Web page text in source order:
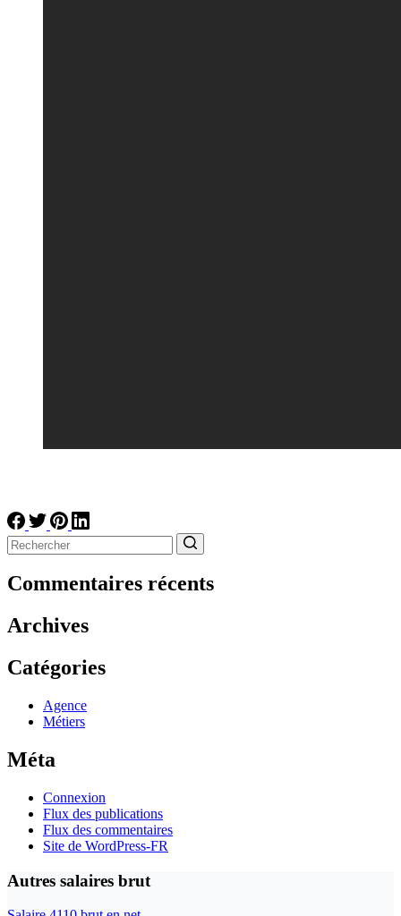
résultat
Commentaires récents
Archives
Catégories
Agence
Métiers
Méta
Connexion
Flux des publications
Flux des commentaires
Site de WordPress-FR
Autres salaires brut